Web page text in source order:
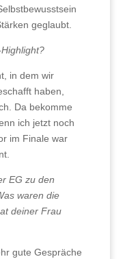
geglaubt.
in dem wir
haben,
Da bekomme
ich jetzt noch
im Finale war
EG zu den
waren die
deiner Frau
gute Gespräche